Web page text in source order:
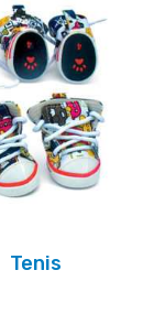
Tenis